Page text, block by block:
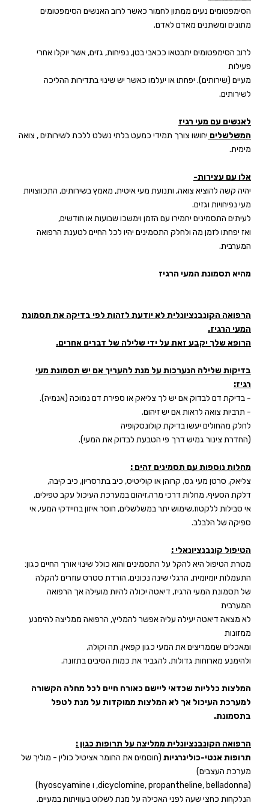
הסימפטומים נעים ממתון לחמור כאשר לרוב האנשים הסימפטומים
מתונים ומשתנים מאדם לאדם.
לרוב הסימפטומים יתבטאו ככאבי בטן, נפיחות, גזים, אשר יוקלו אחרי
פעילות
מעיים (שירותים). יפחתו או יעלמו כאשר יש שינוי בתדירות ההליכה
לשירותים.
לאנשים עם מעי רגיז
המשלשלים יחושו צורך תמידי כמעט בלתי נשלט ללכת לשירותים , צואה
מימית.
אלו עם עצירות-
יהיה קשה להוציא צואה, ותנועת מעי איטית, מאמץ בשירותים, התכווצויות
מעי נפיחויות וגזים.
לעיתים התסמינים יחמירו עם הזמן וימשכו שבועות או חודשים,
ואז יפחתו לזמן מה ולחלק התסמינים יהיו לכל החיים לטענת הרפואה
המערבית.
מהיא תסמונת המעי הרגיז
הרפואה הקונבנציונלית לא יודעת לזהות לפי בדיקה את תסמונת
המעי הרגיז.
הרופא שלך יקבע זאת על ידי שלילה של דברים אחרים.
בדיקות שלילה הנערכות על מנת להעריך אם יש תסמונת מעי
רגיז:
- בדיקת דם לבדוק אם יש לך צליאק או ספירת דם נמוכה (אנמיה).
- תרביות צואה לראות אם יש זיהום.
לחלק מהחולים יעשו בדיקת קולונסקופיה
(החדרת צינור גמיש דרך פי הטבעת לבדוק את המעי).
מחלות נוספות עם תסמינים זהים :
צליאק, סרטן מעי גס, קרוהן או קוליטיס, כיב בתרסריון, כיב קיבה,
דלקת הסעיף, מחלות דרכי מרה,זיהום במערכת העיכול עקב טפילים,
אי סבילות ללקטוז,שימוש יתר במשלשלים, חוסר איזון בחיידקי המעי, אי
ספיקה של הלבלב.
הטיפול קונבנציונאלי :
מטרת הטיפול היא להקל על התסמינים והוא כולל שינוי אורך החיים כגון:
התעמלות יומיומית, הרגלי שינה נכונים, הורדת סטרס עוזרים להקלה
של תסמונת המעי הרגיז, דיאטה יכולה להיות מועילה אך הרפואה
המערבית
לא מצאה דיאטה יעילה עליה אפשר להמליץ, הרפואה ממליצה להימנע
ממזונות
ומאכלים שממריצים את המעי כגון קפאין, תה וקולה,
ולהימנע מארוחות גדולות. להגביר את כמות הסיבים בתזונה.
המלצות כלליות שכדאי ליישם כאורח חיים לכל מחלה הקשורה
למערכת העיכול אך לא המלצות ממוקדות על מנת לטפל
בתסמונת.
הרפואה הקונבנציונלית ממליצה על תרופות כגון :
תרופות אנטי-כולינרגיות (חוסמים את החומר אציטיל כולין - מוליך של
מערכת העצבים)
(
dicyclomine, propantheline, belladonna, ו hyoscyamine
)
הנלקחות כחצי שעה לפני האכילה על מנת לשלוט בעוויתות במעיים.